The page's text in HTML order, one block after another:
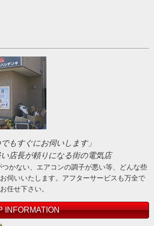
もすぐにお伺いします」
店長が頼りになる街の電気店
かない、エアコンの調子が悪い等、どんな些
伺いいたします。アフターサービスも万全で
任せ下さい。